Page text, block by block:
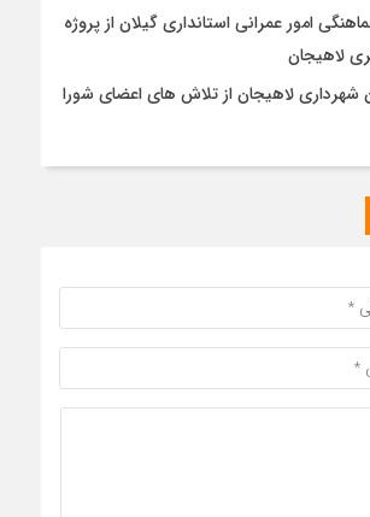
امور عمرانی استانداری گیلان از پروژه
لاهیجان
شهرداری لاهیجان از تلاش های اعضای شورا